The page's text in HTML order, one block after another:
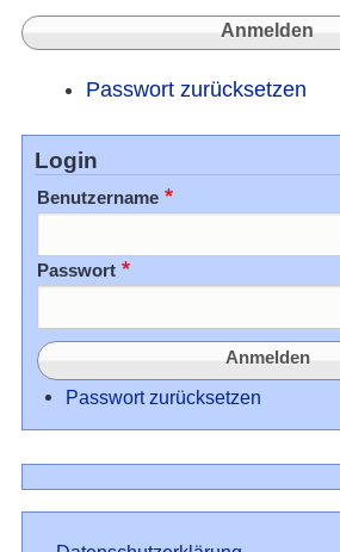
Passwort zurücksetzen
Login
Benutzername
Passwort
Passwort zurücksetzen
Datenschutz